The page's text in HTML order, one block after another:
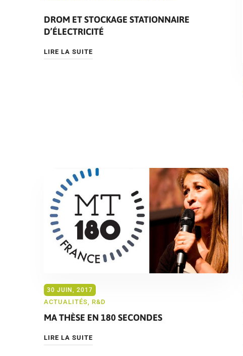
DROM ET STOCKAGE STATIONNAIRE
D’ÉLECTRICITÉ
LIRE LA SUITE
30 JUIN, 2017
ACTUALITÉS R&D
MA THÈSE EN 180 SECONDES
LIRE LA SUITE